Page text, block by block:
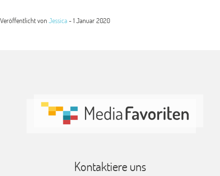
Veröffentlicht vonJessica- 1 Januar 2020
Kontaktiere uns